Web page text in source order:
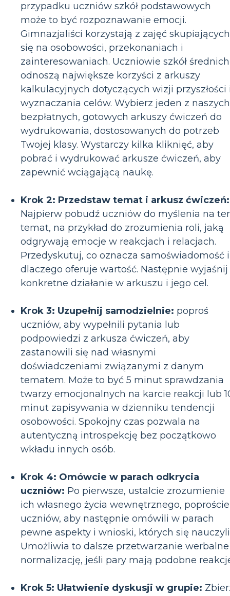
przypadku uczniów szkół podstawowych
może to być rozpoznawanie emocji.
Gimnazjaliści korzystają z zajęć skupiających
się na osobowości, przekonaniach i
zainteresowaniach. Uczniowie szkół średnich
odnoszą największe korzyści z arkuszy
kalkulacyjnych dotyczących wizji przyszłości
wyznaczania celów. Wybierz jeden z naszych
bezpłatnych, gotowych arkuszy ćwiczeń do
wydrukowania, dostosowanych do potrzeb
Twojej klasy. Wystarczy kilka kliknięć, aby
pobrać i wydrukować arkusze ćwiczeń, aby
zapewnić wciągającą naukę.
Krok 2: Przedstaw temat i arkusz ćwiczeń:
Najpierw pobudź uczniów do myślenia na
temat, na przykład do zrozumienia roli, jaką
odgrywają emocje w reakcjach i relacjach.
Przedyskutuj, co oznacza samoświadomość i
dlaczego oferuje wartość. Następnie wyjaśnij
konkretne działanie w arkuszu i jego cel.
Krok 3: Uzupełnij samodzielnie: poproś
uczniów, aby wypełnili pytania lub
podpowiedzi z arkusza ćwiczeń, aby
zastanowili się nad własnymi
doświadczeniami związanymi z danym
tematem. Może to być 5 minut sprawdzania
twarzy emocjonalnych na karcie reakcji lub
minut zapisywania w dzienniku tendencji
osobowości. Spokojny czas pozwala na
autentyczną introspekcję bez początkowo
wkładu innych osób.
Krok 4: Omówcie w parach odkrycia
uczniów: Po pierwsze, ustalcie zrozumienie
ich własnego życia wewnętrznego, poproście
uczniów, aby następnie omówili w parach
pewne aspekty i wnioski, których się
Umożliwia to dalsze przetwarzanie
normalizację, jeśli pary mają podobne
Krok 5: Ułatwienie dyskusji w grupie: